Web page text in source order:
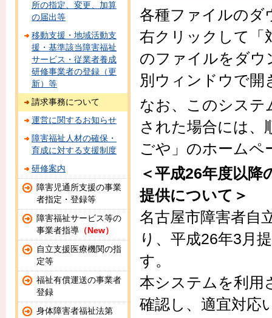
各種ファイルのダ
右クリックして「
のファイルをダウ
別ウィンドウで開
なお、このシステ
された場合には、
ごや」のホームペ
＜平成26年度以
提供について＞
名古屋市障害者自
り、平成26年3月
す。
本システムを利用
確認し、適宜対応
所の指定、変更、加算
の届出等
移動支援・地域活動支
援・基準該当障害福祉
サービス・従業者養成
研修事業者の登録（更
新）等
請求事務について
運営に関するお知らせ
障害福祉人材の確保・
育成に対する支援制度
研修案内
障害児通所支援の事業
者指定・登録等
障害福祉サービス等の
事業者指導 （New）
自立支援医療機関の指
定等
福祉有償運送の事業者
登録
身体障害者福祉法第